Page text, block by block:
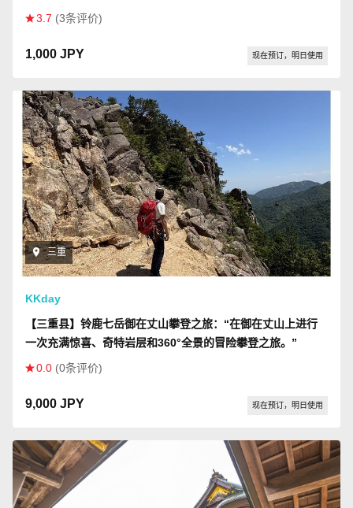
3.7 (3条评价)
1,000 JPY 现在预订，明日使用
三重
KKday
【三重县】铃鹿七岳御在丈山攀登之旅：“在御在丈山上进行
一次充满惊喜、奇特岩层和360°全景的冒险攀登之旅。”
0.0 (0条评价)
9,000 JPY 现在预订，明日使用